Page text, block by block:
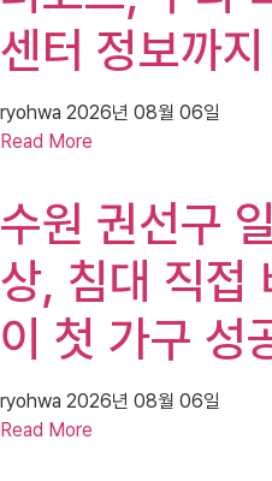
센터 정보까지
ryohwa 2026년 08월 06일
Read More
수원 권선구
상, 침대 직접
이 첫 가구 성
ryohwa 2026년 08월 06일
Read More